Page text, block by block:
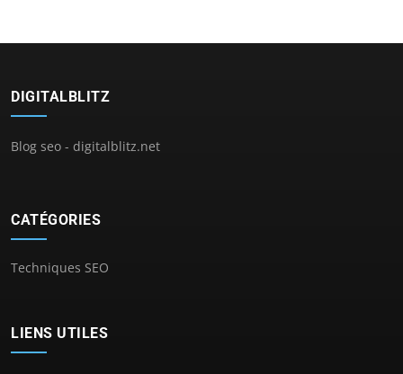
DIGITALBLITZ
Blog seo - digitalblitz.net
CATÉGORIES
Techniques SEO
LIENS UTILES